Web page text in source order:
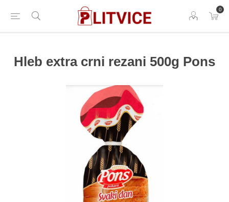
0
Hleb extra crni rezani 500g Pons